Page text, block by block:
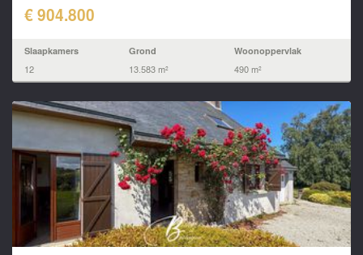
€ 904.800
Slaapkamers
12
Grond
13.583 m²
Woonoppervlak
490 m²